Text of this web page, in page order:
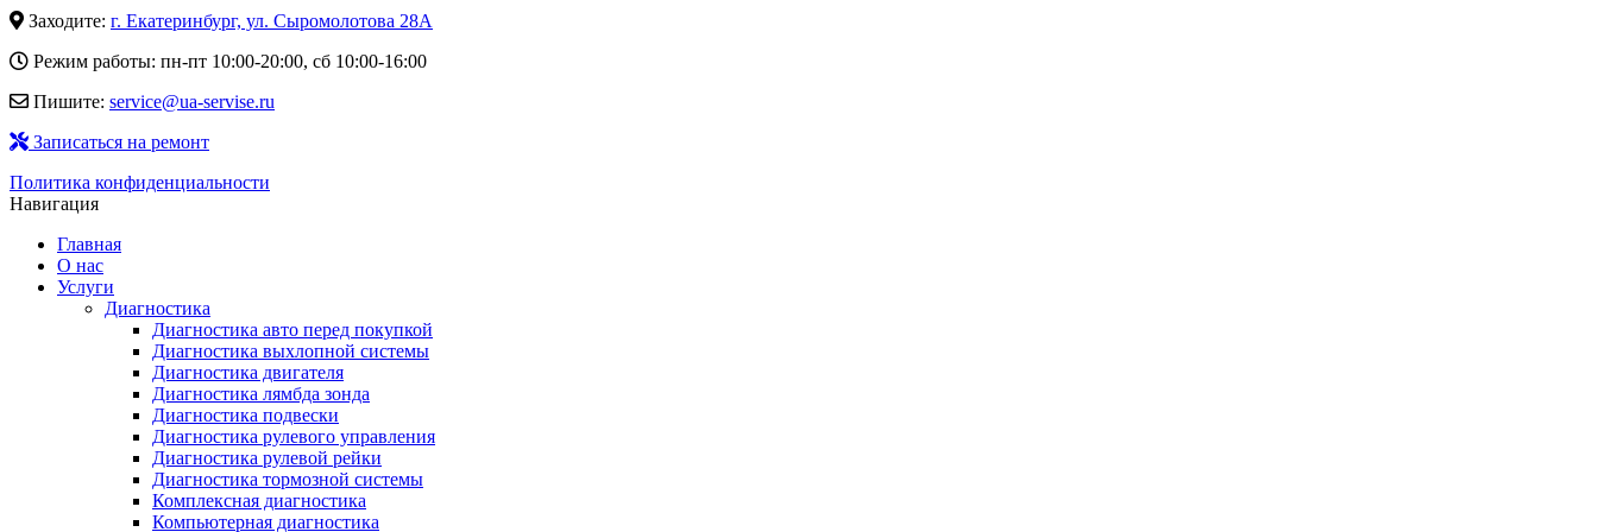
Заходите: г. Екатеринбург, ул. Сыромолотова 28А
Режим работы: пн-пт 10:00-20:00, сб 10:00-16:00
Пишите: service@ua-servise.ru
Записаться на ремонт
Политика конфиденциальности
Навигация
Главная
О нас
Услуги
Диагностика
Диагностика авто перед покупкой
Диагностика выхлопной системы
Диагностика двигателя
Диагностика лямбда зонда
Диагностика подвески
Диагностика рулевого управления
Диагностика рулевой рейки
Диагностика тормозной системы
Комплексная диагностика
Компьютерная диагностика